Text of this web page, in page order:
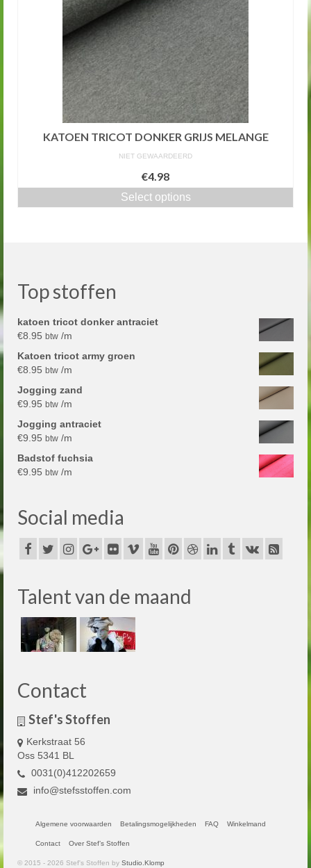
KATOEN TRICOT DONKER GRIJS MELANGE
NIET GEWAARDEERD
€4.98
Select options
Top stoffen
katoen tricot donker antraciet
€8.95 btw /m
Katoen tricot army groen
€8.95 btw /m
Jogging zand
€9.95 btw /m
Jogging antraciet
€9.95 btw /m
Badstof fuchsia
€9.95 btw /m
Social media
Talent van de maand
Contact
Stef's Stoffen
Kerkstraat 56
Oss 5341 BL
0031(0)412202659
info@stefsstoffen.com
Algemene voorwaarden Betalingsmogelijkheden FAQ Winkelmand
Contact Over Stef’s Stoffen
© 2015 - 2026 Stef's Stoffen by Studio.Klomp